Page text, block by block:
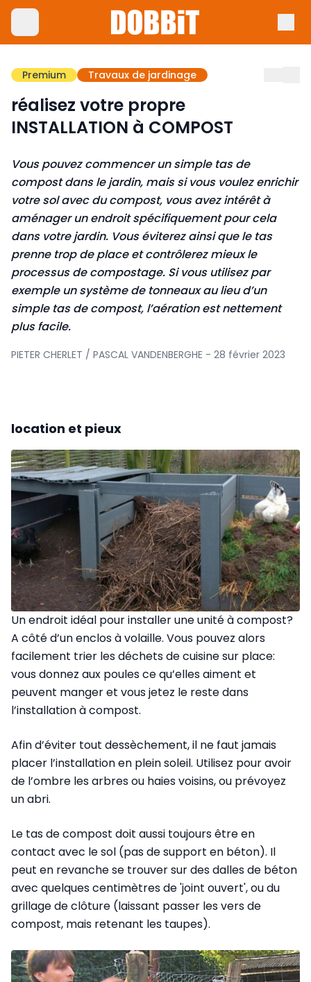
Premium Travaux de jardinage
réalisez votre propre
INSTALLATION à COMPOST
Vous pouvez commencer un simple tas de
compostdans le jardin, mais si vous voulez enrichir
votre sol avec ducompost, vous avez intérêt à
aménager un endroit spécifiquement pour cela
dans votre jardin. Vous éviterez ainsi que le tas
prenne trop de place etcontrôlerez mieux le
processus decompostage. Si vous utilisez par
exemple unsystème de tonneaux au lieu d’un
simple tas decompost, l’aération est nettement
plus facile.
PIETER CHERLET / PASCAL VANDENBERGHE - 28 février 2023
location et pieux
Un endroit idéal pour installer une unité à compost?
A côté d’un enclos à volaille. Vous pouvez alors
facilement trier les déchets de cuisine sur place:
vous donnez aux poules ce qu’elles aiment et
peuvent manger et vous jetez le reste dans
l’installation à compost.
Afin d’éviter tout dessèchement, il ne faut jamais
placer l’installation en plein soleil. Utilisez pour avoir
de l’ombre les arbres ou haies voisins, ou prévoyez
un abri.
Le tas de compost doit aussi toujours être en
contact avec le sol (pas de support en béton). Il
peut en revanche se trouver sur des dalles de béton
avec quelques centimètres de 'joint ouvert', ou du
grillage de clôture (laissant passer les vers de
compost, mais retenant les taupes).